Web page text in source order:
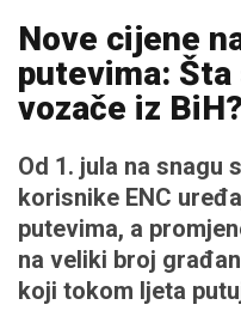
Nove cijene
putevima:
vozače iz BiH?
Od 1. jula na snagu
korisnike ENC
putevima, a
na veliki broj
koji tokom ljeta